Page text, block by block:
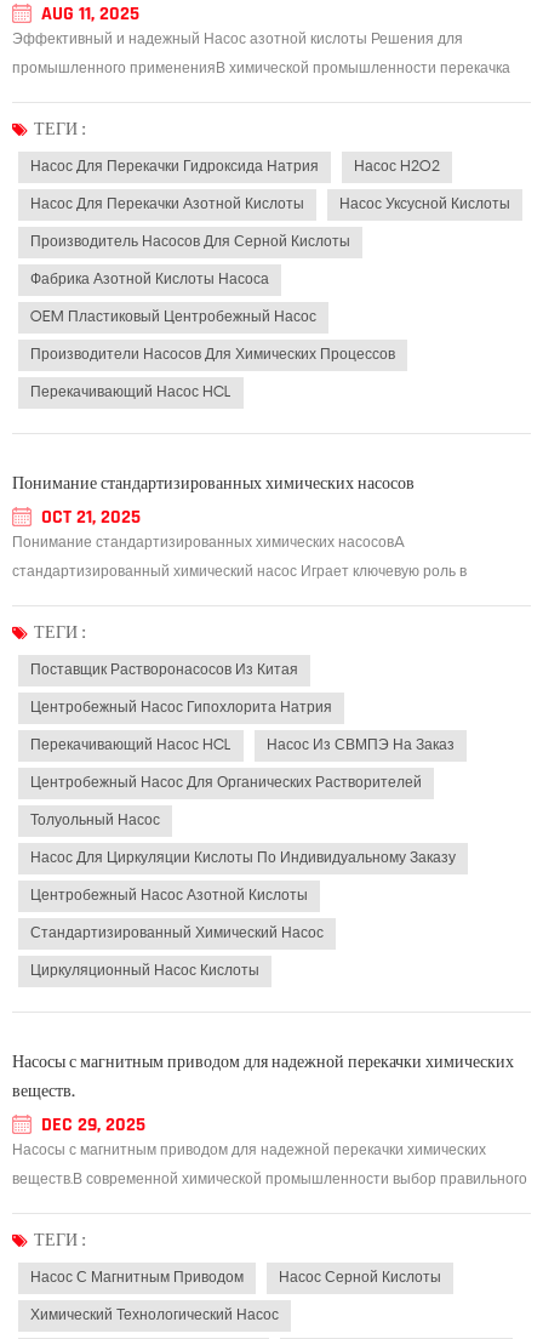
AUG 11, 2025
Эффективный и надежный Насос азотной кислоты Решения для
промышленного примененияВ химической промышленности перекачка
специальных насосных решений. Насос для перекачки азотной кислоты
ТЕГИ :
Насос Для Перекачки Гидроксида Натрия Насос H2O2
Насос Для Перекачки Азотной Кислоты Насос Уксусной Кислоты
Производитель Насосов Для Серной Кислоты
Фабрика Азотной Кислоты Насоса
OEM Пластиковый Центробежный Насос
Производители Насосов Для Химических Процессов
Перекачивающий Насос HCL
Понимание стандартизированных химических насосов
OCT 21, 2025
Понимание стандартизированных химических насосовA
стандартизированный химический насос Играет ключевую роль в
производительность, безопасность и долговечность. Эти насосы
обеспечивает...
ТЕГИ :
Поставщик Растворонасосов Из Китая
Центробежный Насос Гипохлорита Натрия
Перекачивающий Насос HCL Насос Из СВМПЭ На Заказ
Центробежный Насос Для Органических Растворителей
Толуольный Насос
Насос Для Циркуляции Кислоты По Индивидуальному Заказу
Центробежный Насос Азотной Кислоты
Стандартизированный Химический Насос
Циркуляционный Насос Кислоты
Насосы с магнитным приводом для надежной перекачки химических
веществ.
DEC 29, 2025
Насосы с магнитным приводом для надежной перекачки химических
веществ.В современной химической промышленности выбор правильного
крайне важно для безопасной и эффективной перекачки жидкостей. В
ТЕГИ :
Насос С Магнитным Приводом Насос Серной Кислоты
Химический Технологический Насос